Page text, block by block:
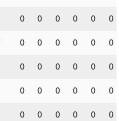
0 0 0 0 0 0
0 0 0 0 0 0
0 0 0 0 0 0
0 0 0 0 0 0
0 0 0 0 0 0